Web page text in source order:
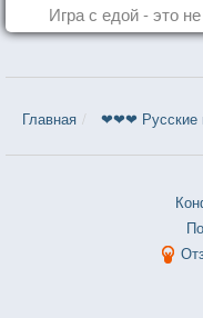
Игра с едой - это
Главная ❤❤❤ Русские